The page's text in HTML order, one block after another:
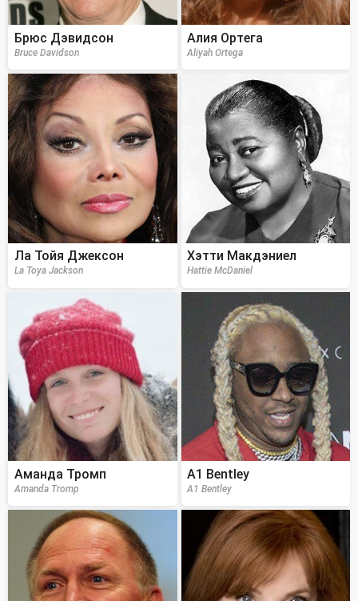
Брюс Дэвидсон
Bruce Davidson
Алия Ортега
Aliyah Ortega
Ла Тойя Джексон
La Toya Jackson
Хэтти Макдэниел
Hattie McDaniel
Аманда Тромп
Amanda Tromp
A1 Bentley
A1 Bentley